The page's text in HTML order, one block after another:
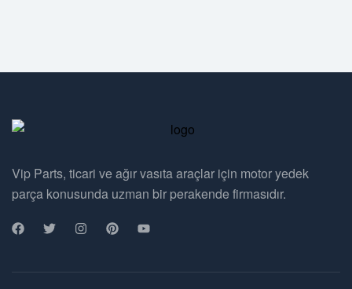
Vip Parts, ticari ve ağır vasıta araçlar için motor yedek
parça konusunda uzman bir perakende firmasıdır.